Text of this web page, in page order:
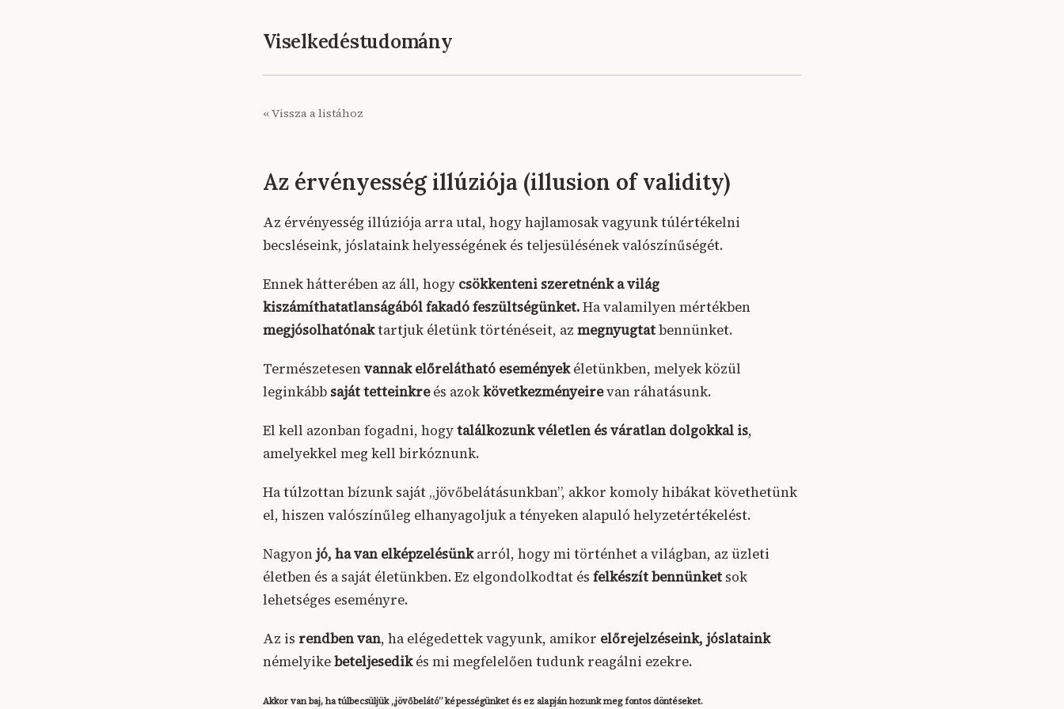
Viselkedéstudomány
« Vissza a listához
Az érvényesség illúziója (illusion of validity)
Az érvényesség illúziója arra utal, hogy hajlamosak vagyunk túlértékelni
becsléseink, jóslataink helyességének és teljesülésének valószínűségét.
Ennek hátterében az áll, hogy csökkenteni szeretnénk a világ
kiszámíthatatlanságából fakadó feszültségünket.Ha valamilyen mértékben
megjósolhatónaktartjuk életünk történéseit, az megnyugtatbennünket.
Természetesenvannak előrelátható eseményekéletünkben, melyek közül
leginkább saját tetteinkreés azokkövetkezményeirevan ráhatásunk.
El kell azonban fogadni, hogytalálkozunk véletlen és váratlan dolgokkal is,
amelyekkel meg kell birkóznunk.
Ha túlzottan bízunk saját „jövőbelátásunkban”, akkor komoly hibákat követhetünk
el, hiszen valószínűleg elhanyagoljuk a tényeken alapuló helyzetértékelést.
Nagyon jó, ha van elképzelésünkarról, hogy mi történhet a világban, az üzleti
életben és a saját életünkben. Ez elgondolkodtat és felkészít bennünket sok
lehetséges eseményre.
Az is rendben van, ha elégedettek vagyunk, amikor előrejelzéseink, jóslataink
némelyikebeteljesedikés mi megfelelően tudunk reagálni ezekre.
Akkor van baj, ha túlbecsüljük „jövőbelátó” képességünket és ez alapján hozunk meg fontos döntéseket.